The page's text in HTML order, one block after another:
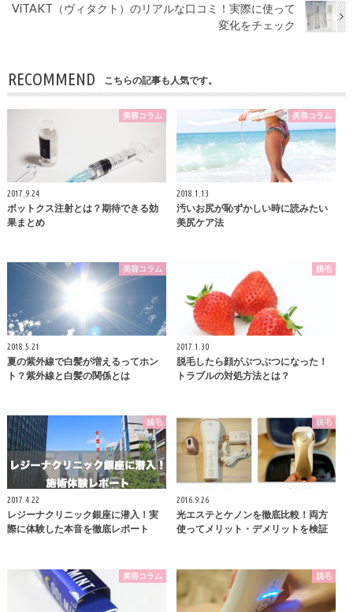
ViTAKT（ヴィタクト）のリアルな口コミ！実際に使って
変化をチェック
RECOMMEND こちらの記事も人気です。
美容コラム
2017.9.24
ボットクス注射とは？期待できる効
果まとめ
美容コラム
2018.1.13
汚いお尻が恥ずかしい時に読みたい
美尻ケア法
美容コラム
2018.5.21
夏の紫外線で白髪が増えるってホン
ト？紫外線と白髪の関係とは
脱毛
2017.1.30
脱毛したら顔がぶつぶつになった！
トラブルの対処方法とは？
脱毛
2017.4.22
レジーナクリニック銀座に潜入！実
際に体験した本音を徹底レポート
脱毛
2016.9.26
光エステとケノンを徹底比較！両方
使ってメリット・デメリットを検証
美容コラム 脱毛